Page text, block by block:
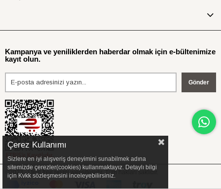
Kampanya ve yeniliklerden haberdar olmak için e-bültenimize
kayıt olun.
Gönder
©2023 - i feel free resmi websitesidir. Tüm hakları saklıdır.
Çerez Kullanımı
Sizlere en iyi alışveriş deneyimini sunabilmek adına
sitemizde çerezler(cookies) kullanmaktayız. Detaylı bilgi
için Kvkk sözleşmesini inceleyebilirsiniz.